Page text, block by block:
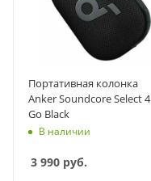
Портативная колонка
Anker Soundcore Select 4
Go Black
В наличии
3 990 руб.